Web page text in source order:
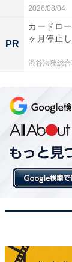
閉じた状態
上部のホル
に引っ張る
2026/08/04
PR
カードロ
ヶ月停止
渋谷法務総